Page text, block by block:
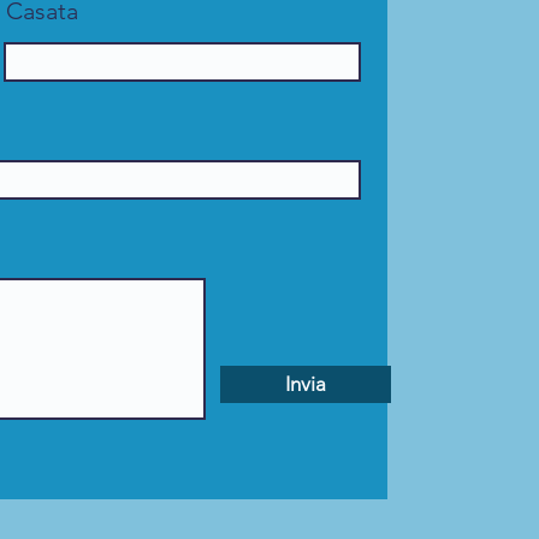
Casata
Invia